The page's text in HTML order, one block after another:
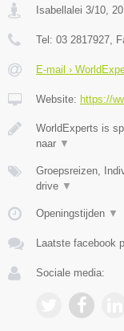
Isabellalei 3/10
Tel: 03 2817927 ,
E-mail ›
Website: https://
WorldExperts is
naar ▼
Groepsreizen,
drive ▼
Openingstijden ▼
Laatste facebook
Sociale media: